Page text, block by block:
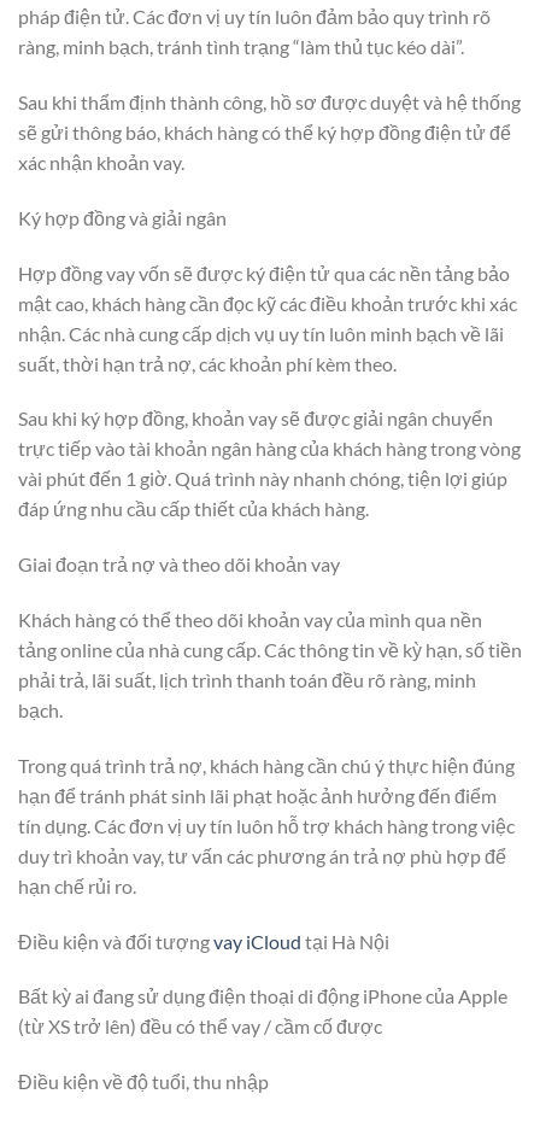
pháp điện tử. Các đơn vị uy tín luôn đảm bảo quy trình rõ
ràng, minh bạch, tránh tình trạng “làm thủ tục kéo dài”.
Sau khi thẩm định thành công, hồ sơ được duyệt và hệ thống
sẽ gửi thông báo, khách hàng có thể ký hợp đồng điện tử để
xác nhận khoản vay.
Ký hợp đồng và giải ngân
Hợp đồng vay vốn sẽ được ký điện tử qua các nền tảng bảo
mật cao, khách hàng cần đọc kỹ các điều khoản trước khi xác
nhận. Các nhà cung cấp dịch vụ uy tín luôn minh bạch về lãi
suất, thời hạn trả nợ, các khoản phí kèm theo.
Sau khi ký hợp đồng, khoản vay sẽ được giải ngân chuyển
trực tiếp vào tài khoản ngân hàng của khách hàng trong vòng
vài phút đến 1 giờ. Quá trình này nhanh chóng, tiện lợi giúp
đáp ứng nhu cầu cấp thiết của khách hàng.
Giai đoạn trả nợ và theo dõi khoản vay
Khách hàng có thể theo dõi khoản vay của mình qua nền
tảng online của nhà cung cấp. Các thông tin về kỳ hạn, số tiền
phải trả, lãi suất, lịch trình thanh toán đều rõ ràng, minh
bạch.
Trong quá trình trả nợ, khách hàng cần chú ý thực hiện đúng
hạn để tránh phát sinh lãi phạt hoặc ảnh hưởng đến điểm
tín dụng. Các đơn vị uy tín luôn hỗ trợ khách hàng trong việc
duy trì khoản vay, tư vấn các phương án trả nợ phù hợp để
hạn chế rủi ro.
Điều kiện và đối tượngvay iCloud tại Hà Nội
Bất kỳ ai đang sử dụng điện thoại di động iPhone của Apple
(từ XS trở lên) đều có thể vay / cầm cố được
Điều kiện về độ tuổi, thu nhập